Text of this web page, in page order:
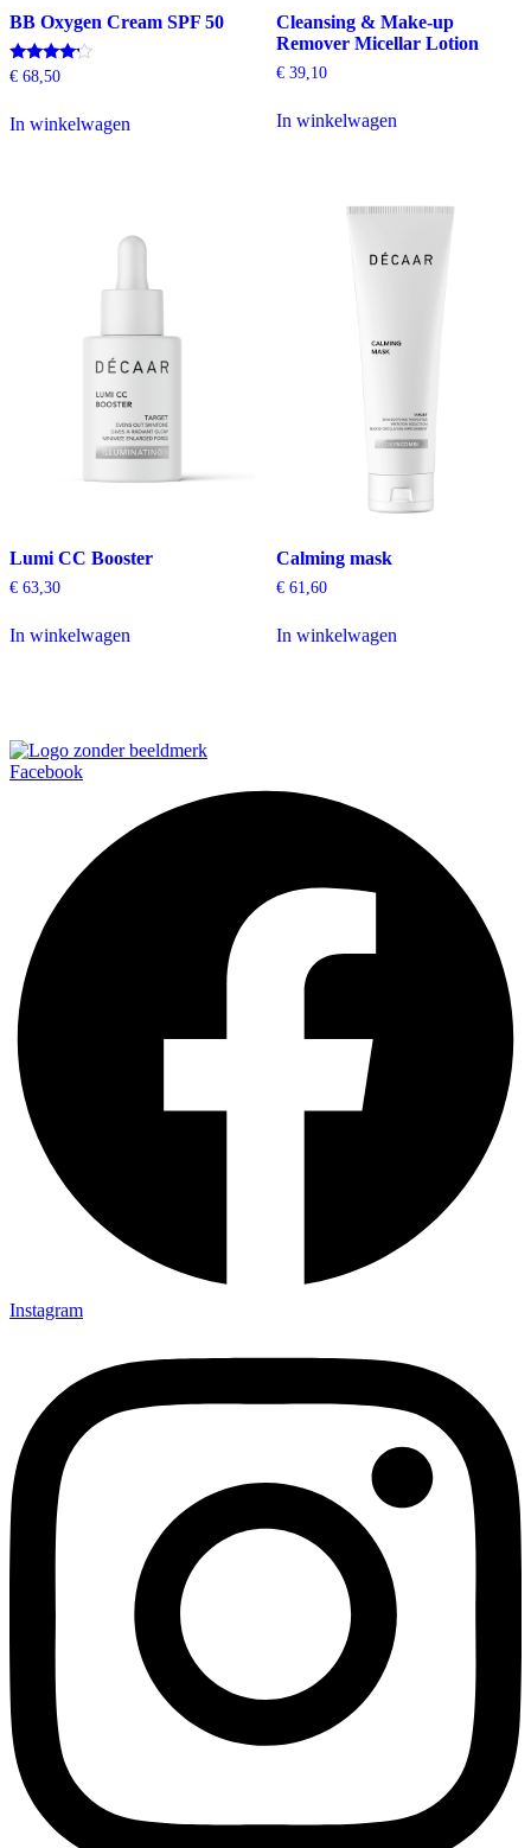
BB Oxygen Cream SPF 50
Gewaardeerd
€ 68,50
In winkelwagen
Cleansing & Make-up
Remover Micellar Lotion
€39,10
In winkelwagen
Lumi CC Booster
€ 63,30
In winkelwagen
Calming mask
€61,60
In winkelwagen
Facebook
Instagram